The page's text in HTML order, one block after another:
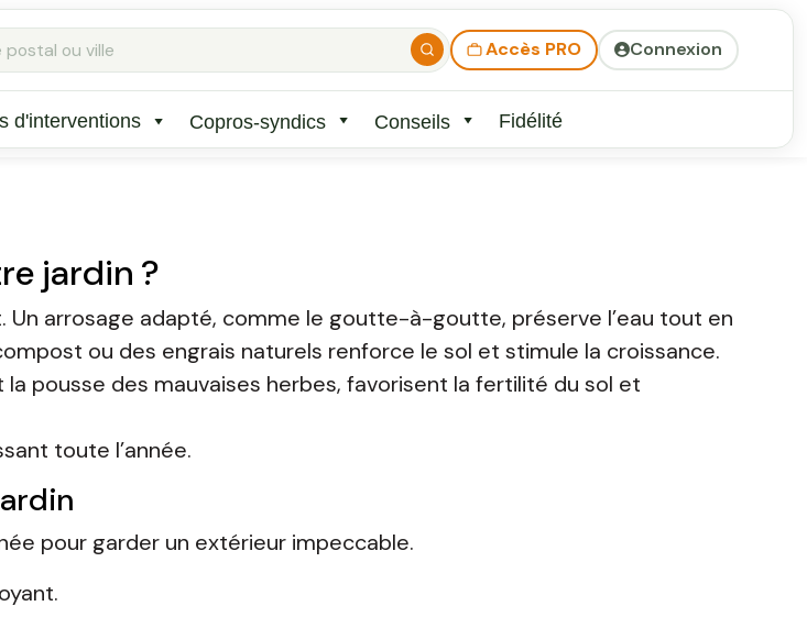
Accès PRO Connexion
d'interventions Copros-syndics Conseils Fidélité
jardin ?
arrosage adapté, comme le goutte-à-goutte, préserve l’eau tout en
ou des engrais naturels renforce le sol et stimule la croissance.
pousse des mauvaises herbes, favorisent la fertilité du sol et
toute l’année.
pour garder un extérieur impeccable.